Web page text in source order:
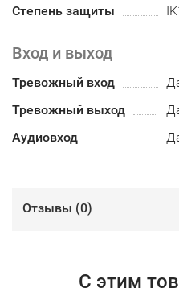
Степень защиты
Вход и выход
Тревожный вход
Тревожный выход
Аудиовход
Отзывы (0)
С этим